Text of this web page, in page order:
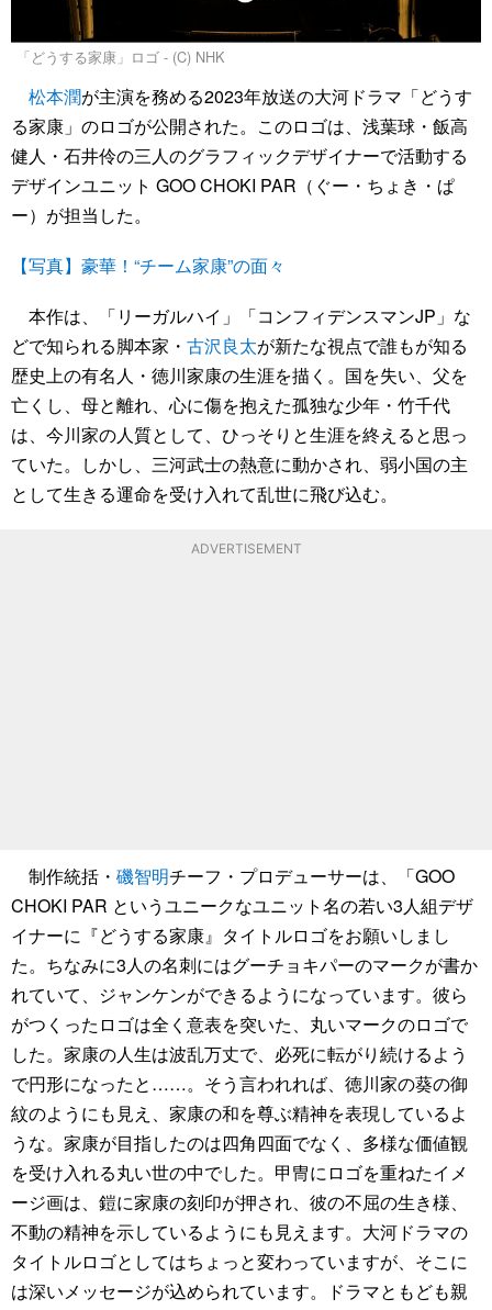
「どうする家康」ロゴ - (C) NHK
松本潤が主演を務める2023年放送の大河ドラマ「どうす
る家康」のロゴが公開された。このロゴは、浅葉球・飯高
健人・石井伶の三人のグラフィックデザイナーで活動する
デザインユニット GOO CHOKI PAR（ぐー・ちょき・ぱ
ー）が担当した。
【写真】豪華！“チーム家康”の面々
本作は、「リーガルハイ」「コンフィデンスマンJP」な
どで知られる脚本家・ 古沢良太が新たな視点で誰もが知る
歴史上の有名人・徳川家康の生涯を描く。国を失い、父を
亡くし、母と離れ、心に傷を抱えた孤独な少年・竹千代
は、今川家の人質として、ひっそりと生涯を終えると思っ
ていた。しかし、三河武士の熱意に動かされ、弱小国の主
として生きる運命を受け入れて乱世に飛び込む。
ADVERTISEMENT
制作統括・ 磯智明チーフ・プロデューサーは、「GOO
CHOKI PAR というユニークなユニット名の若い3人組デザ
イナーに『どうする家康』タイトルロゴをお願いしまし
た。ちなみに3人の名刺にはグーチョキパーのマークが書か
れていて、ジャンケンができるようになっています。彼ら
がつくったロゴは全く意表を突いた、丸いマークのロゴで
した。家康の人生は波乱万丈で、必死に転がり続けるよう
で円形になったと……。そう言われれば、徳川家の葵の御
紋のようにも見え、家康の和を尊ぶ精神を表現しているよ
うな。家康が目指したのは四角四面でなく、多様な価値観
を受け入れる丸い世の中でした。甲冑にロゴを重ねたイメ
ージ画は、鎧に家康の刻印が押され、彼の不屈の生き様、
不動の精神を示しているようにも見えます。大河ドラマの
タイトルロゴとしてはちょっと変わっていますが、そこに
は深いメッセージが込められています。ドラマともども親